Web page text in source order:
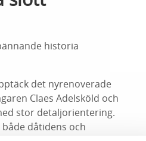
historia
det nyrenoverade
Claes Adelsköld och
stor detaljorientering.
dåtidens och